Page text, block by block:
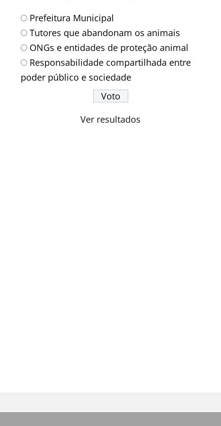
Prefeitura Municipal
Tutores que abandonam os animais
ONGs e entidades de proteção animal
Responsabilidade compartilhada entre
poder público e sociedade
Ver resultados